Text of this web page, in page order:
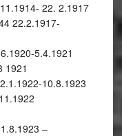
22. 2.1917
22.2.1917-
5.4.1921
1921
10.8.1923
–